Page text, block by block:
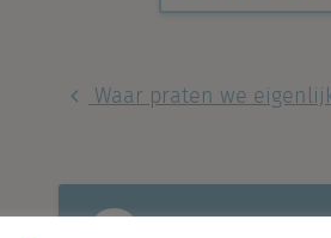
Waar praten we